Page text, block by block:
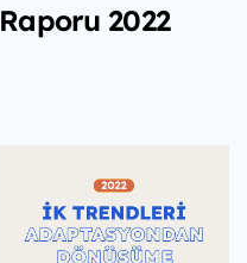
Raporu 2022